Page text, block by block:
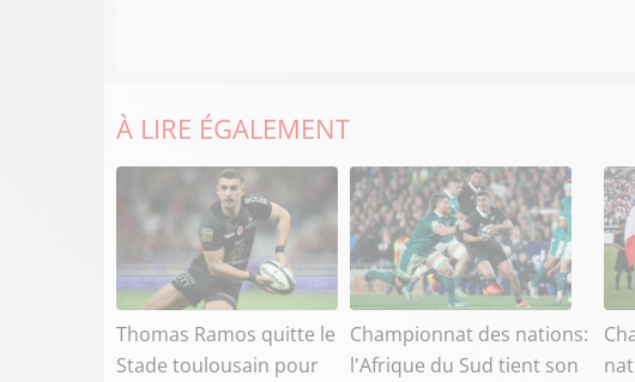
À LIRE ÉGALEMENT
Thomas Ramos quitte le
Stade toulousain pour
Championnat des nations:
l'Afrique du Sud tient son